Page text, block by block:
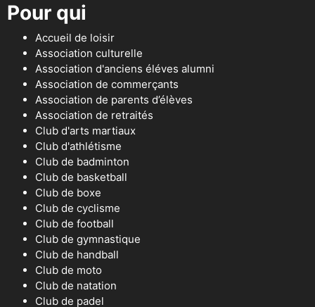
Pour qui
Accueil de loisir
Association culturelle
Association d'anciens éléves alumni
Association de commerçants
Association de parents d’élèves
Association de retraités
Club d'arts martiaux
Club d'athlétisme
Club de badminton
Club de basketball
Club de boxe
Club de cyclisme
Club de football
Club de gymnastique
Club de handball
Club de moto
Club de natation
Club de padel